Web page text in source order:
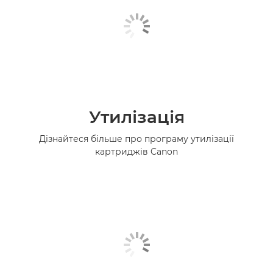
Утилізація
Дізнайтеся більше про програму утилізації
картриджів Canon